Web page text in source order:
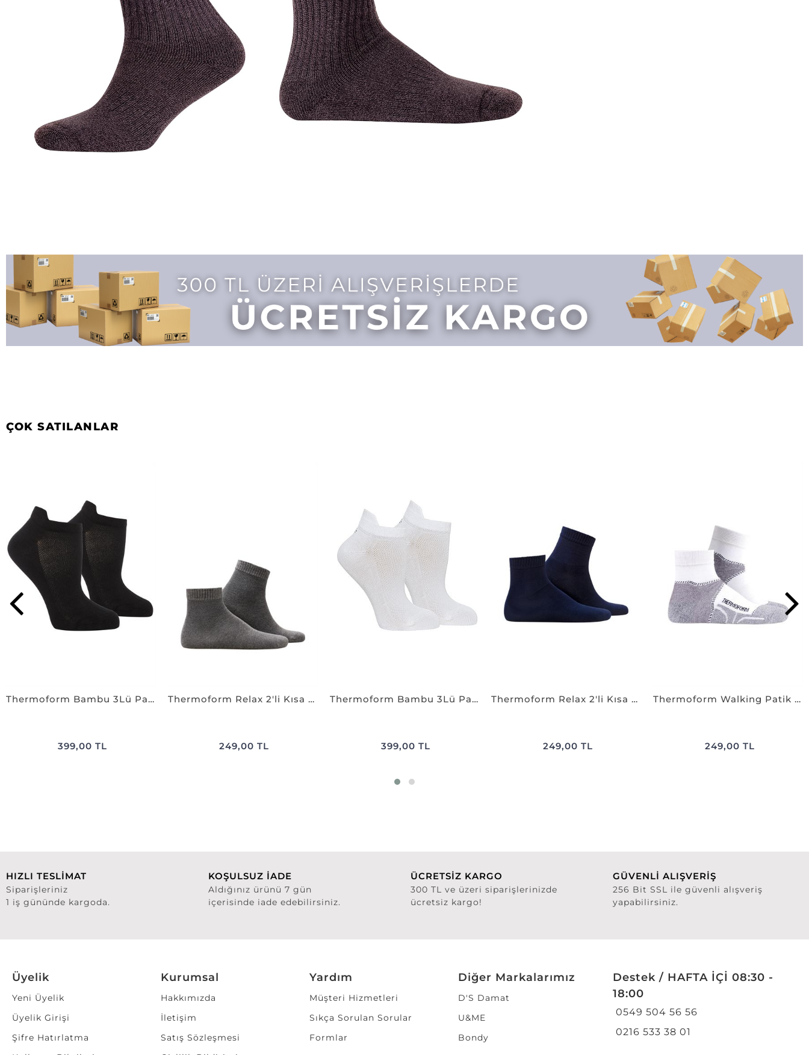
ÇOK SATILANLAR
Thermoform Bambu 3Lü Patik Çorap SİYAH
399,00 TL
Thermoform Relax 2'li Kısa Çorap SMOKE
249,00 TL
Thermoform Bambu 3Lü Patik Çorap BEYAZ
399,00 TL
Thermoform Relax 2'li Kısa Çorap LACİVERT
249,00 TL
Thermoform Walking Patik Çorap BEYAZ
249,00 TL
HIZLI TESLİMAT
Siparişleriniz
1 iş gününde kargoda.
KOŞULSUZ İADE
Aldığınız ürünü 7 gün
içerisinde iade edebilirsiniz.
ÜCRETSİZ KARGO
300 TL ve üzeri siparişlerinizde
ücretsiz kargo!
GÜVENLİ ALIŞVERİŞ
256 Bit SSL ile güvenli alışveriş
yapabilirsiniz.
Üyelik
Yeni Üyelik
Üyelik Girişi
Şifre Hatırlatma
Kurumsal
Hakkımızda
İletişim
Satış Sözleşmesi
Yardım
Müşteri Hizmetleri
Sıkça Sorulan Sorular
Formlar
Diğer Markalarımız
D'S Damat
U&ME
Bondy
Destek / HAFTA İÇİ 08:30 -
18:00
0549 504 56 56
0216 533 38 01